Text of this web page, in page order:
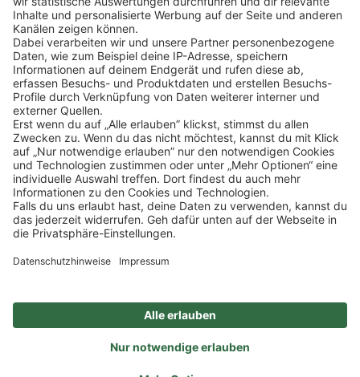
Klickehier, um alle offenen Jobs zu sehen.
Impressum Datenschutz
Privatsphäre-Einstellungen
FAQ
Veranstaltungen
Sitemap